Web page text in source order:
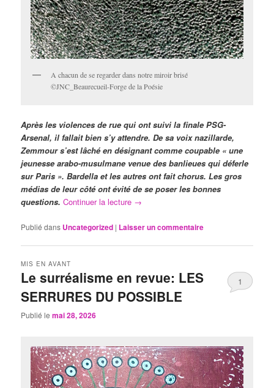
A chacun de se regarder dans notre miroir brisé
©JNC_Beaurecueil-Forge de la Poésie
Après les violences de rue qui ont suivi la finale PSG-
Arsenal, il fallait bien s’y attendre. De sa voix nazillarde,
Zemmour s’est lâché en désignant comme coupable « une
jeunesse arabo-musulmane venue des banlieues qui déferle
sur Paris ». Bardella et les autres ont fait chorus. Les gros
médias de leur côté ont évité de se poser les bonnes
questions. Continuer la lecture →
Publié dans Uncategorized | Laisser un commentaire
Le surréalisme en revue: LES
SERRURES DU POSSIBLE
MIS EN AVANT
Publié lemai 28, 2026
1